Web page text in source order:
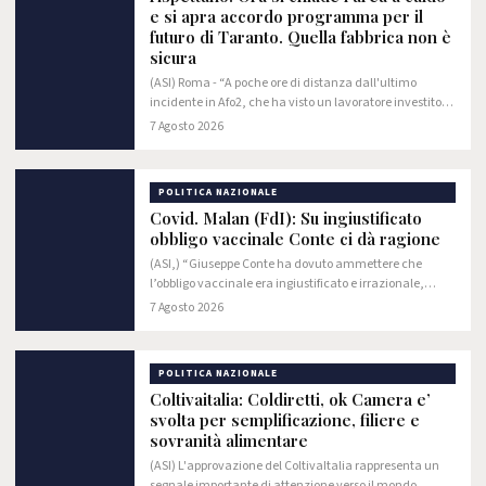
e si apra accordo programma per il
futuro di Taranto. Quella fabbrica non è
sicura
(ASI) Roma - “A poche ore di distanza dall'ultimo
incidente in Afo2, che ha visto un lavoratore investito
da un muletto, è bene ricordare al Governo che le
7 Agosto 2026
POLITICA NAZIONALE
Covid. Malan (FdI): Su ingiustificato
obbligo vaccinale Conte ci dà ragione
(ASI,) “Giuseppe Conte ha dovuto ammettere che
l’obbligo vaccinale era ingiustificato e irrazionale,
come Fratelli d’Italia ha sempre sostenuto. Proprio lui,
7 Agosto 2026
POLITICA NAZIONALE
Coltivaitalia: Coldiretti, ok Camera e’
svolta per semplificazione, filiere e
sovranità alimentare
(ASI) L'approvazione del ColtivaItalia rappresenta un